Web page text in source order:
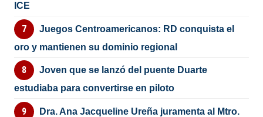
ICE
Juegos Centroamericanos: RD conquista el
oro y mantienen su dominio regional
Joven que se lanzó del puente Duarte
estudiaba para convertirse en piloto
Dra. Ana Jacqueline Ureña juramenta al Mtro.